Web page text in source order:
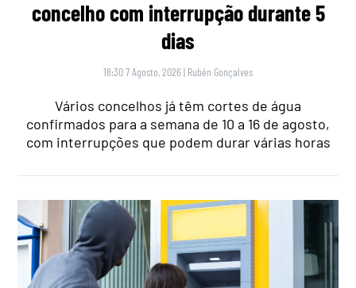
concelho com interrupção durante 5
dias
18:30 7 Agosto, 2026 | Rubén Gonçalves
Vários concelhos já têm cortes de água
confirmados para a semana de 10 a 16 de agosto,
com interrupções que podem durar várias horas